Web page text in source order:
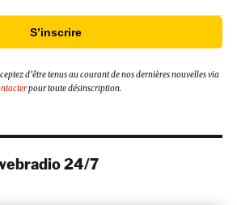
S’inscrire
d’être tenus au courant de nos dernières nouvelles via
pour toute désinscription.
24/7